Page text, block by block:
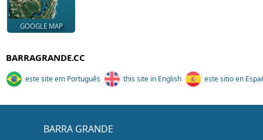
GOOGLE MAP
BARRAGRANDE.CC
este site em Português this site in English este sitio en
BARRA GRANDE